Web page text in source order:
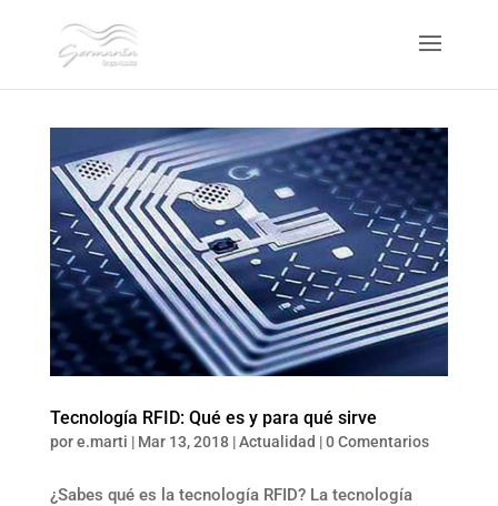
Tecnología RFID: Qué es y para qué sirve
pore.marti | Mar 13, 2018|Actualidad |0 Comentarios
¿Sabes qué es la tecnología RFID? La tecnología